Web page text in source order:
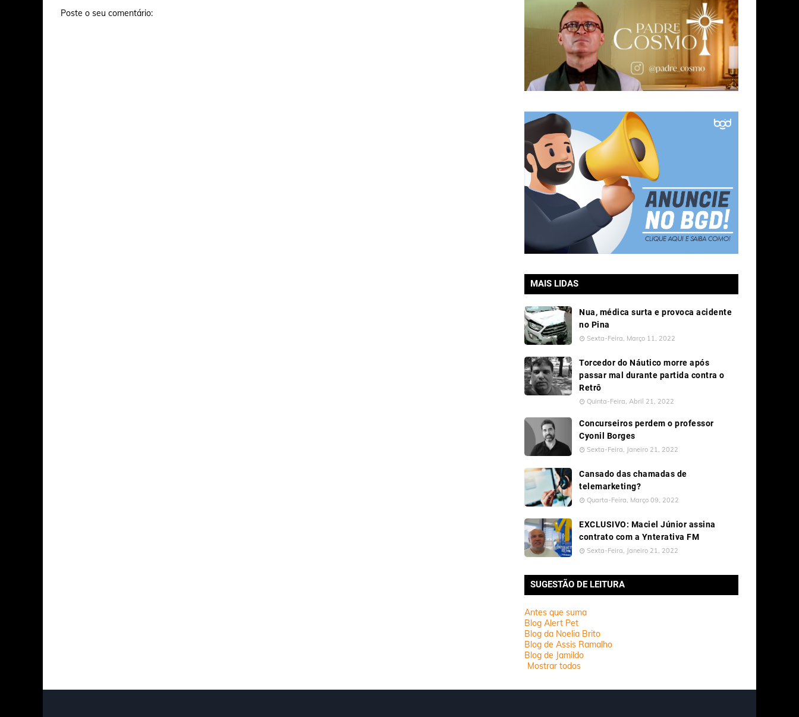
Poste o seu comentário:
MAIS LIDAS
Nua, médica surta e provoca acidente
no Pina
Sexta-Feira, Março 11, 2022
Torcedor do Náutico morre após
passar mal durante partida contra o
Retrô
Quinta-Feira, Abril 21, 2022
Concurseiros perdem o professor
Cyonil Borges
Sexta-Feira, Janeiro 21, 2022
Cansado das chamadas de
telemarketing?
Quarta-Feira, Março 09, 2022
EXCLUSIVO: Maciel Júnior assina
contrato com a Ynterativa FM
Sexta-Feira, Janeiro 21, 2022
SUGESTÃO DE LEITURA
Antes que suma
Blog Alert Pet
Blog da Noelia Brito
Blog de Assis Ramalho
Blog de Jamildo
Mostrar todos